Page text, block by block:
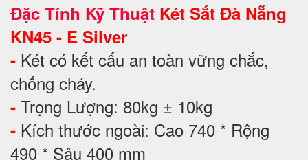
Đặc Tính Kỹ Thuật Két Sắt Đà Nẵng
KN45 - E Silver
- Két có kết cấu an toàn vững chắc,
chống cháy.
- Trọng Lượng: 80kg ± 10kg
- Kích thước ngoài: Cao 740 * Rộng
490 * Sâu 400 mm